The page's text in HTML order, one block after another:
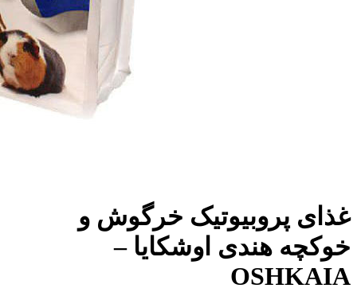
غذای پروبیوتیک خرگوش و
خوکچه هندی اوشکایا –
OSHKAIA